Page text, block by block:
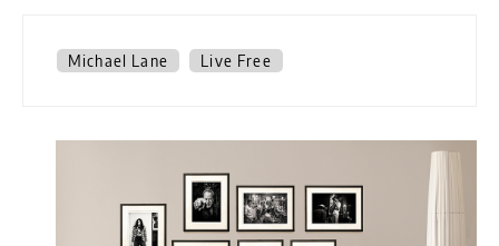
Michael Lane Live Free